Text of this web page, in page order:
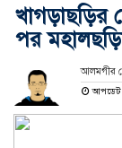
খাগড়াছড়ির
পর
আলমগীর
আপডেট